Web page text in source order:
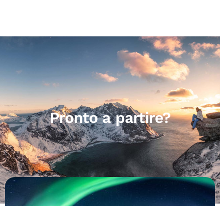
Pronto a partire?